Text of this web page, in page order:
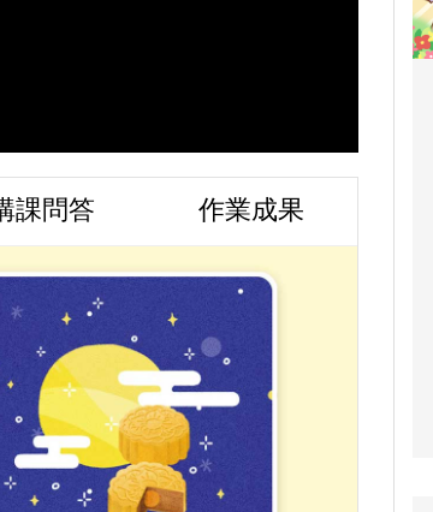
課問答 作業成果